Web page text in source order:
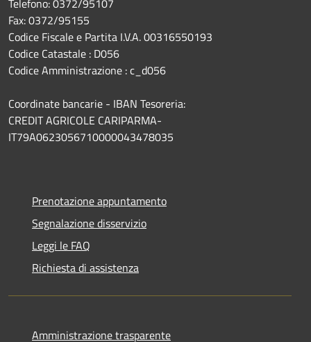
Telefono: 0372/95107
Fax: 0372/95155
Codice Fiscale e Partita I.V.A. 00316550193
Codice Catastale : D056
Codice Amministrazione : c_d056
Coordinate bancarie - IBAN Tesoreria:
CREDIT AGRICOLE CARIPARMA-
IT79A0623056710000043478035
Prenotazione appuntamento
Segnalazione disservizio
Leggi le FAQ
Richiesta di assistenza
Amministrazione trasparente